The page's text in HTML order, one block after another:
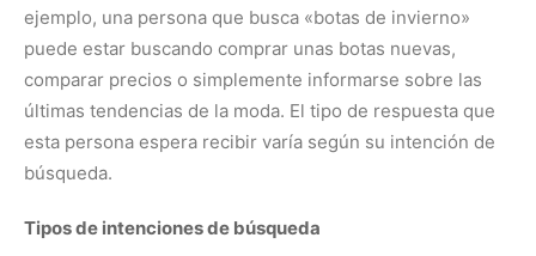
ejemplo, una persona que busca «botas de invierno»
puede estar buscando comprar unas botas nuevas,
comparar precios o simplemente informarse sobre las
últimas tendencias de la moda. El tipo de respuesta que
esta persona espera recibir varía según su intención de
búsqueda.
Tipos de intenciones de búsqueda